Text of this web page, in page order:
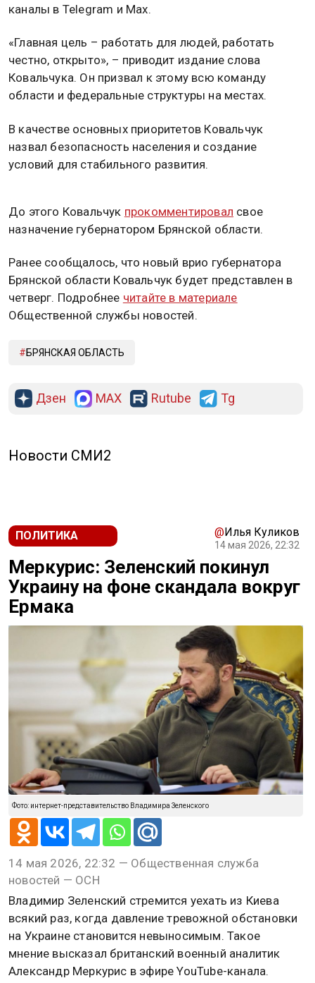
каналы в Telegram и Max.
«Главная цель – работать для людей, работать
честно, открыто», – приводит издание слова
Ковальчука. Он призвал к этому всю команду
области и федеральные структуры на местах.
В качестве основных приоритетов Ковальчук
назвал безопасность населения и создание
условий для стабильного развития.
До этого Ковальчук прокомментировал свое
назначение губернатором Брянской области.
Ранее сообщалось, что новый врио губернатора
Брянской области Ковальчук будет представлен в
четверг. Подробнее читайте в материале
Общественной службы новостей.
БРЯНСКАЯ ОБЛАСТЬ
Дзен MAX Rutube Tg
Новости СМИ2
ПОЛИТИКА @Илья Куликов
14 мая 2026, 22:32
Меркурис: Зеленский покинул
Украину на фоне скандала вокруг
Ермака
Фото: интернет-представительство Владимира Зеленского
14 мая 2026, 22:32 — Общественная служба
новостей — ОСН
Владимир Зеленский стремится уехать из Киева
всякий раз, когда давление тревожной обстановки
на Украине становится невыносимым. Такое
мнение высказал британский военный аналитик
Александр Меркурис в эфире YouTube-канала.